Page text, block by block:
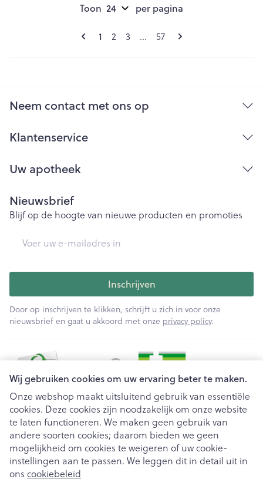
Wij gebruiken cookies om uw ervaring beter te maken.
Onze webshop maakt uitsluitend gebruik van essentiële
cookies. Deze cookies zijn noodzakelijk om onze website
te laten functioneren. We maken geen gebruik van
andere soorten cookies; daarom bieden we geen
mogelijkheid om cookies te weigeren of uw cookie-
instellingen aan te passen. We leggen dit in detail uit in
ons cookiebeleid
Pagina's
U lees momenteel pagina
1 Pagina
2 Pagina
3 ... Pagina
57
Toon per pagina
Neem contact met ons op
Klantenservice
Uw apotheek
Nieuwsbrief
Blijf op de hoogte van nieuwe producten en promoties
Inschrijven
Door op inschrijven te klikken, schrijft u zich in voor onze
nieuwsbrief en gaat u akkoord met onze privacy policy.
Juridische links